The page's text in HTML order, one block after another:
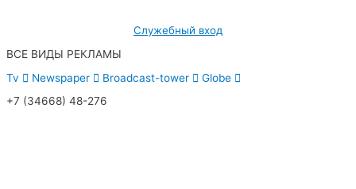
Служебный вход
ВСЕ ВИДЫ РЕКЛАМЫ
Tv
Newspaper Broadcast-tower
Globe
+7 (34668) 48-276